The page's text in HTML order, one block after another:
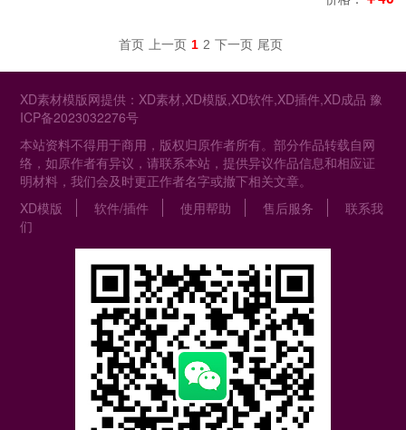
首页 上一页 1 2 下一页 尾页
XD素材模版网提供：XD素材,XD模版,XD软件,XD插件,XD成品 豫
ICP备2023032276号
本站资料不得用于商用，版权归原作者所有。部分作品转载自网
络，如原作者有异议，请联系本站，提供异议作品信息和相应证
明材料，我们会及时更正作者名字或撤下相关文章。
XD模版
软件/插件 使用帮助 售后服务
联系我
们